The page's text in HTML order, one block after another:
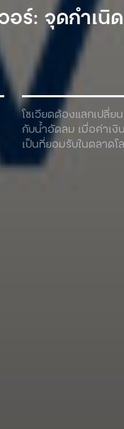
โซเวียตต้องแลกเปลี่ย
กับน้ำอัดลม เมื่อค่าเงิน
เป็นที่ยอมรับในตลาดโ
อร์: จุดกำเนิ